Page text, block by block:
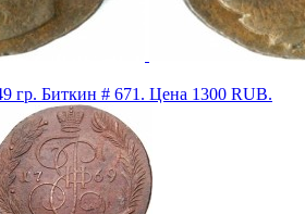
гр. Биткин # 671. Цена 1300 RUB.